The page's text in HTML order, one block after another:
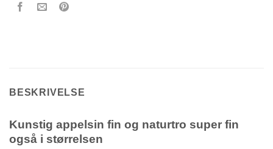
BESKRIVELSE
Kunstig appelsin fin og naturtro super fin
også i størrelsen